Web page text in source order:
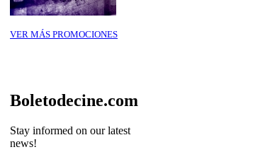
VER MÁS PROMOCIONES
Boletodecine.com
Stay informed on our latest
news!